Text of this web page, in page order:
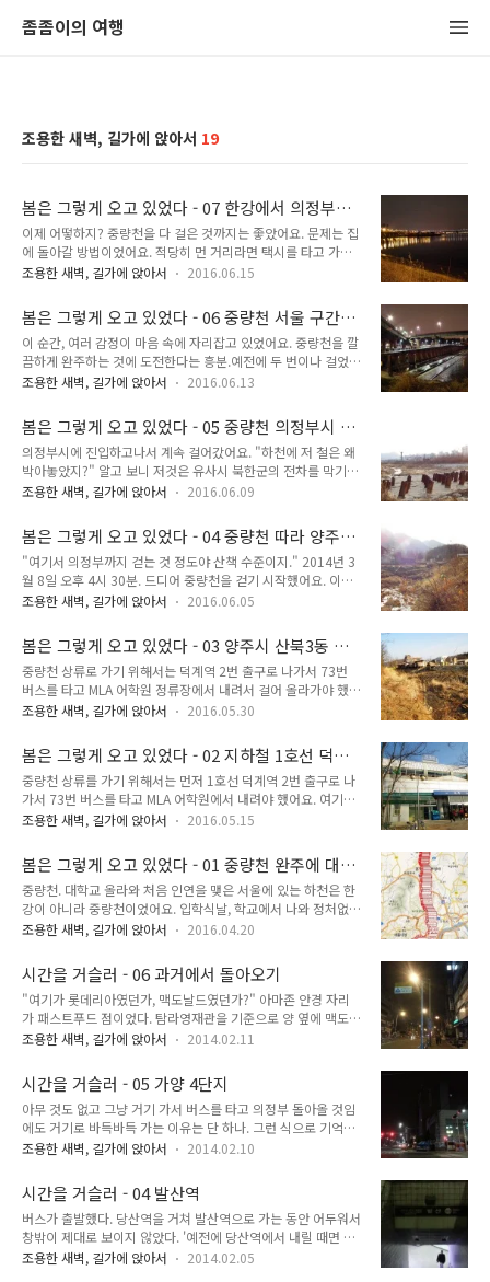
좀좀이의 여행
조용한 새벽, 길가에 앉아서 19
봄은 그렇게 오고 있었다 - 07 한강에서 의정부까
지 걸어가기
이제 어떻하지? 중량천을 다 걸은 것까지는 좋았어요. 문제는 집
에 돌아갈 방법이었어요. 적당히 먼 거리라면 택시를 타고 가는
방법이 있었어요. 그러나 제가 사는 곳은 의정부. 택시요금을 감
고는 오직 2개 밖에 없었어요. 1. PC방에 가서 밤을 샌다.2. 다시
걸어서 돌아간다. 둘 다 최악인데? 만약 여름이었다면 선택지가
하나 더 있었을 거에요. 적당히 중량천 벤치에 앉아서 쉬다가 첫
차가 열리면 그때 첫 차 타고 돌아가는 것이었어요. 사실 이 선택
지가 그럭저럭 쓸만한 선택지이기는 한데...이때는 3월이었어요.
걸어서 돌아가는 것. 어떤 것을 선택해야 할까? PC방에 가면 일
단 돈..
조용한 새벽, 길가에 앉아서 2016.06.15
봄은 그렇게 오고 있었다 - 06 중량천 서울 구간
(의정부시 ~ 한강)
이 순간, 여러 감정이 마음 속에 자리잡고 있었어요. 중량천을 깔
끔하게 완주하는 것에 도전한다는 흥분.예전에 두 번이나 걸었던
긴 구간을 또 걸어야한다는 지루함.전철 끊기기 전까지 어떻게든
는 구간을 무사히 잘 넘길 수 있을까 걱정. 그런 복잡한 생각들을
머리에 담은 상태로 열심히 걷기 시작했어요. 18시 56분. 발곡
역 도착. 19시 38분, 서울 - 의정부 경계 도착. 19시 42분. 계획
대로 다리를 건넜어요. 여기까지는 계산한 대로였어요. 왜 이렇
게 다리가 계속 무거워지지? 계속 빠르게 걸어가야 했는데 점점
조금 넘게 걸었는데 왜 이러지?' 그냥 길을 10km 조금 넘게 ..
조용한 새벽, 길가에 앉아서 2016.06.13
봄은 그렇게 오고 있었다 - 05 중량천 의정부시 구
간 걷기
의정부시에 진입하고나서 계속 걸어갔어요. "하천에 저 철은 왜
박아놓았지?" 알고 보니 저것은 유사시 북한군의 전차를 막기
위해 설치한 장애물이래요. 저런 시설을 중량천에서 볼 거라고는
와 서울을 흐르는 큰 하천 정도로만 생각했어요. 처음 서울 와보
는 사람에게 '이거 한강 아닌가' 착각을 불러일으키는 하천 정도
로만 여기고 있었어요. 그런데 중량천은 시발점에 군부대가 들어
서 있었고, 의정부와 양주 경계 근처에는 이렇게 유사시를 대비
한 시설이 자리잡고 있었어요. 드디어 의정부시 표지판이 나타났
가까워지기 시작했어요. 중량천 길은 이제 제대로 된 산책로. 그
리고 오른쪽 아래에 보이다시피..
조용한 새벽, 길가에 앉아서 2016.06.09
봄은 그렇게 오고 있었다 - 04 중량천 따라 양주시
에서 의정부시 걸어가기
"여기서 의정부까지 걷는 것 정도야 산책 수준이지." 2014년 3
월 8일 오후 4시 30분. 드디어 중량천을 걷기 시작했어요. 이번
목표는 뭐가 어쨌든 중량천 전체를 걸어보는 것이었어요. 통째로
을 전부 가보는 것이 이번 목표였어요. 시간적으로 여유가 없다
면 의정부에서 전철을 타고 제가 걸었던 구간을 건너뛴 후, 제가
걸어보지 못한 중량천 하류 구간만 걸어서 끝낼 계획이었어요.
"정말 볼품없구나." 아무리 건조한 봄이라 해도 그렇지, 그리고
아무리 여기가 상류라 해도 그렇지, 이건 너무하다는 생각이 들
라붙어도 회룡천도 있고 여러 하천이 중량천으로 흘러들어가니
어쨌든 서울에서는 넓..
조용한 새벽, 길가에 앉아서 2016.06.05
봄은 그렇게 오고 있었다 - 03 양주시 산북3동 중
량천 발원지
중량천 상류로 가기 위해서는 덕계역 2번 출구로 나가서 73번
버스를 타고 MLA 어학원 정류장에서 내려서 걸어 올라가야 했어
요. 버스정류장을 찾는 것은 어렵지 않았어요. 한참 기다리자 73
야 해요?" 마침 멀리 맞은편에서 또 다른 73번 버스가 달려오고
있었어요. 저걸 놓치면 또 한 세월을 하염없이 기다려야 했어요.
후다닥 길을 건너 버스에 올라탔어요. 여기에서 저는 버스를 탔
어요. 여기에서 버스를 탄 것까지는 잘못된 것이 하나도 없었어
요. 만약 이때 버스를 놓쳤다면 어찌 되었을까 생각해보기도 해
주하겠다고요. 마을버스는 느긋느긋하게 달려나갔어요. 혹시 내
릴 곳을 놓치는 것 아닌..
조용한 새벽, 길가에 앉아서 2016.05.30
봄은 그렇게 오고 있었다 - 02 지하철 1호선 덕계
역
중량천 상류를 가기 위해서는 먼저 1호선 덕계역 2번 출구로 나
가서 73번 버스를 타고 MLA 어학원에서 내려야 했어요. 여기에
서 조금 더 걸어가면 바로 중량천 상류 중 갈 수 있는 곳 마지막
는 길을 통해 군사시설을 우회해 더 올라가 중량천 발원지 계곡
을 가볼 수도 있었지만 거기까지는 하고 싶지 않았어요. "이것을
걸어, 말아?" 한쪽 끝은 8.8km, 한쪽 끝은 3km. 둘이 합치면 약
12km. 이 정도면 진짜 걷는 것 같지도 않은 거리. 사람들은 이
'12km'만 보고 꽤 거리가 된다고 생각하는데, 그것은 엄연한 '일
문에 12km 는 쉽고 빠르게 갈 수 있어요. 매연 먹고, ..
조용한 새벽, 길가에 앉아서 2016.05.15
봄은 그렇게 오고 있었다 - 01 중량천 완주에 대
한 고민
중량천. 대학교 올라와 처음 인연을 맺은 서울에 있는 하천은 한
강이 아니라 중량천이었어요. 입학식날, 학교에서 나와 정처없이
무작정 걸어가던 길에 나타난 하천이 중량천이었거든요. 그때는
다고 말했더니 모두 기겁을 했고, 그때는 왜 그들이 기겁했는지
전혀 이해를 못 했어요. 나중에야 알게 되었지만, 학교에서 한강
은 무지 먼 거리였어요. 그냥 걸어갔다 올 거리가 아니었던 것이
었죠. 그리고 정작 한강은 아주 나중에야 보았어요. 신길역에서
환승을 하면서 그제서야 한강을 보았거든요. 통학하면서 한강을
많았어요. 그만큼 이런저런 추억도 많은 하천이기도 하구요. 대
학교 다닐 때 중량천으로 바람쐬..
조용한 새벽, 길가에 앉아서 2016.04.20
시간을 거슬러 - 06 과거에서 돌아오기
"여기가 롯데리아였던가, 맥도날드였던가?" 아마존 안경 자리
가 패스트푸드 점이었다. 탐라영재관을 기준으로 양 옆에 맥도날
드와 롯데리아가 있었는데, 하나는 아마존 안경 위치에 있었다.
끝나버렸기 때문에 햄버거를 종종 사먹었었다. 그리고 특히 맥도
날드 햄버거나 롯데리아 데리버거가 할인 행사 하면 이틀에 한
번은 그것 두 개 사서 하루 식사를 때우곤 했었다. 나중에 맥도날
드에서 빅맥, 롯데리아에서 빅립이 나오자 그거 두 개도 꽤 자주
사먹었었다. 그런데 이제 빅립 버거는 사라져버렸고, 빅맥은 왠
영재관 앞은 갔다가 가야지." "이래야 영재관이지!" 마구 그리는
그림에서 무언가 이상하게 그..
조용한 새벽, 길가에 앉아서 2014.02.11
시간을 거슬러 - 05 가양 4단지
아무 것도 없고 그냥 거기 가서 버스를 타고 의정부 돌아올 것임
에도 거기로 바득바득 가는 이유는 단 하나. 그런 식으로 기억을
쌓아가는 건 이제 못한다는 것을 알기 때문이다. 그리고 그 단 한
들게 한다. 그것은 마치 하얀 도화지 위에 아무 것도 모르고 아무
거나 닥치는 대로 칠해보는 것과 같았다. 처음 서울로 올라왔을
때, 모든 게 다 달랐다. 아는 사람 하나도 없고, 아는 것도 하나도
없었다. 집에서 집안일을 해본 적도 없었고, 며칠간 혼자 집에 남
아 있었던 적은 더더욱 없었다. 그런다고 거리와 시간 개념이 고
조용한 새벽, 길가에 앉아서 2014.02.10
시간을 거슬러 - 04 발산역
버스가 출발했다. 당산역을 거쳐 발산역으로 가는 동안 어두워서
창밖이 제대로 보이지 않았다. '예전에 당산역에서 내릴 때면 짜
증 엄청 많이 났었는데...' 지하철 지하 구간은 지금도 답답해서
조용한 새벽, 길가에 앉아서 2014.02.05